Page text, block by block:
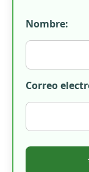
Nombre:
Correo